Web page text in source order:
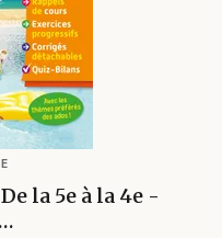
la 5e à la 4e -